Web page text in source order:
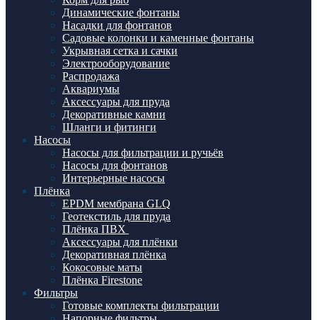
Динамические фонтаны
Насадки для фонтанов
Садовые колонки и каменные фонтаны
Укрывная сетка и сачки
Электрооборудование
Распродажа
Аквариумы
Аксессуары для пруда
Декоративные камни
Шланги и фитинги
Насосы
Насосы для фильтрации и ручьёв
Насосы для фонтанов
Интерьерные насосы
Плёнка
EPDM мембрана GLQ
Геотекстиль для пруда
Плёнка ПВХ
Аксессуары для плёнки
Декоративная плёнка
Кокосовые маты
Плёнка Firestone
Фильтры
Готовые комплекты фильтрации